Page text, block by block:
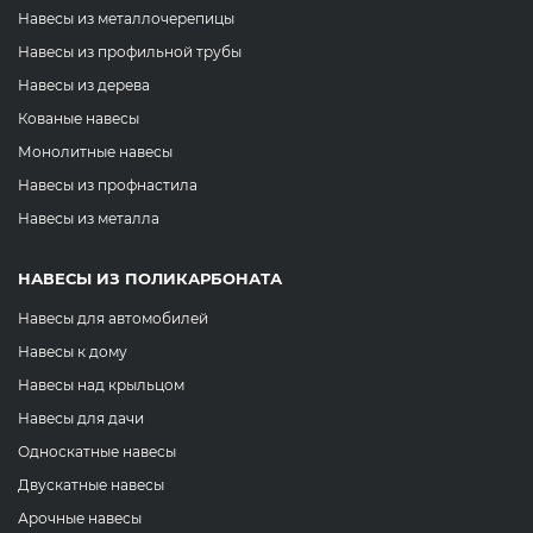
Навесы из металлочерепицы
Навесы из профильной трубы
Навесы из дерева
Кованые навесы
Монолитные навесы
Навесы из профнастила
Навесы из металла
НАВЕСЫ ИЗ ПОЛИКАРБОНАТА
Навесы для автомобилей
Навесы к дому
Навесы над крыльцом
Навесы для дачи
Односкатные навесы
Двускатные навесы
Арочные навесы